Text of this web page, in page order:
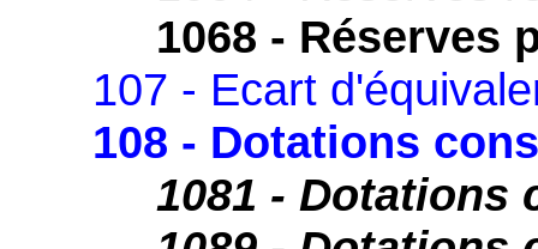
1068 - Réserves
107 - Ecart
108 - Dotations
1081 - Dotations